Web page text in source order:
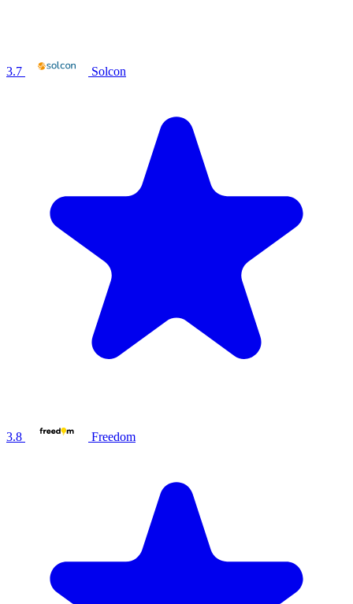
3.7 Solcon
3.8 Freedom